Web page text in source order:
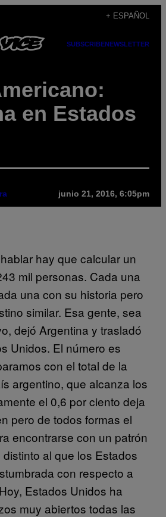
+ ESPAÑOL
SUBSCRIBENEWSLETTER
en Estados
junio 21, 2016, 6:05pm
hay que calcular un
mil personas. Cada una
una con su historia pero
similar. Esa gente, sea
dejó Argentina y trasladó
Unidos. El número es
con el total de la
argentino, que alcanza los
el 0,6 por ciento deja
pero de todos formas el
encontrarse con un patrón
al que los Estados
con respecto a
Estados Unidos ha
muy abiertos todas las